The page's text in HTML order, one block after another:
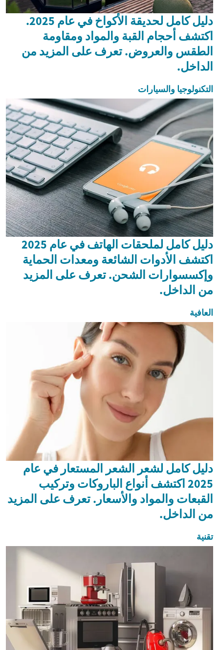
دليل كامل لحديقة الأكواخ في عام 2025.
اكتشف أحجام القبة والمواد ومقاومة
الطقس والعروض. تعرف على المزيد من
الداخل.
التكنولوجيا والسيارات
دليل كامل لملحقات الهاتف في عام 2025
اكتشف الأدوات الشائعة ومعدات الحماية
وإكسسوارات الشحن. تعرف على المزيد
من الداخل.
العافية
دليل كامل لشعر الشعر المستعار في عام
2025 اكتشف أنواع الباروكات وتركيب
القبعات والمواد والأسعار. تعرف على المزيد
من الداخل.
تقنية